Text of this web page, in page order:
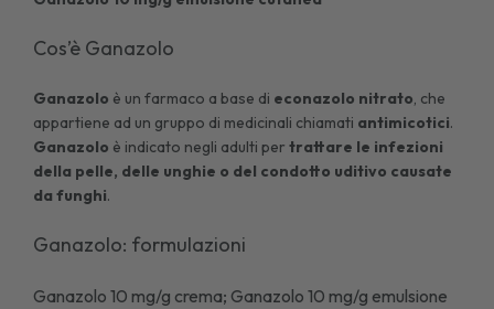
Cos’è Ganazolo
Ganazolo è un farmaco a base di econazolo nitrato, che
appartiene ad un gruppo di medicinali chiamati antimicotici.
Ganazolo è indicato negli adulti pertrattare le infezioni
della pelle, delle unghie o del condotto uditivo causate
da funghi.
Ganazolo: formulazioni
Ganazolo 10 mg/g crema; Ganazolo 10 mg/g emulsione